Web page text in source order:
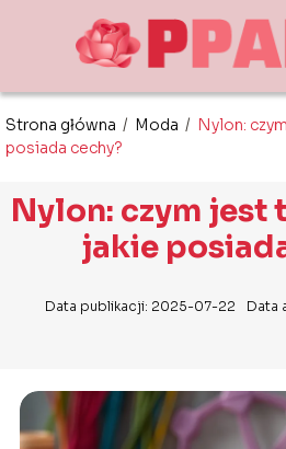
Strona główna / Moda / Nylon:
posiada cechy?
Nylon: czym jest
jakie
Data publikacji: 2025-07-22 Data